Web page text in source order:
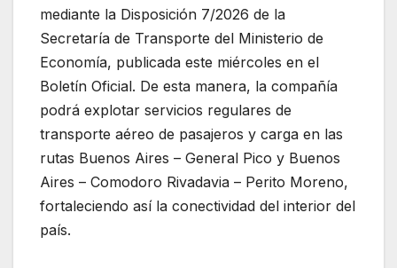
mediante la Disposición 7/2026 de la
Secretaría de Transporte del Ministerio de
Economía, publicada este miércoles en el
Boletín Oficial. De esta manera, la compañía
podrá explotar servicios regulares de
transporte aéreo de pasajeros y carga en las
rutas Buenos Aires – General Pico y Buenos
Aires – Comodoro Rivadavia – Perito Moreno,
fortaleciendo así la conectividad del interior del
país.